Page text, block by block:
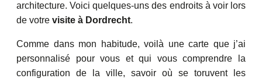
architecture. Voici quelques-uns des endroits à voir lors
de votre visite à Dordrecht.
Comme dans mon habitude, voilà une carte que j’ai
personnalisé pour vous et qui vous comprendre la
configuration de la ville, savoir où se toruvent les